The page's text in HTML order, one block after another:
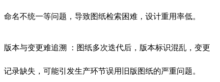
命名不统一等问题，导致图纸检索困难，设计重用率低。
版本与变更难追溯 ：图纸多次迭代后，版本标识混乱，变更
记录缺失，可能引发生产环节误用旧版图纸的严重问题。